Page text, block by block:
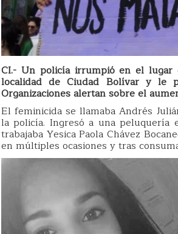
CI.- Un policía irrumpió en el lugar
localidad de Ciudad Bolívar y le
Organizaciones alertan sobre el
El feminicida se llamaba Andrés
la policía. Ingresó a una
trabajaba Yesica Paola Chávez
en múltiples ocasiones y tras